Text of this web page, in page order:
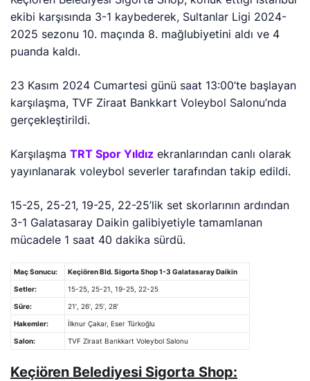
ekibi karşısında 3-1 kaybederek, Sultanlar Ligi 2024-
2025 sezonu 10. maçında 8. mağlubiyetini aldı ve 4
puanda kaldı.
23 Kasım 2024 Cumartesi günü saat 13:00’te başlayan
karşılaşma, TVF Ziraat Bankkart Voleybol Salonu’nda
gerçekleştirildi.
KarşılaşmaTRT Spor Yıldız ekranlarından canlı olarak
yayınlanarak voleybol severler tarafından takip edildi.
15-25, 25-21, 19-25, 22-25’lik set skorlarının ardından
3-1 Galatasaray Daikin galibiyetiyle tamamlanan
mücadele 1 saat 40 dakika sürdü.
Maç Sonucu: Keçiören Bld. Sigorta Shop 1-3 Galatasaray Daikin
Setler: 15-25, 25-21, 19-25, 22-25
Süre: 21′, 26′, 25′, 28′
Hakemler: İlknur Çakar, Eser Türkoğlu
Salon: TVF Ziraat Bankkart Voleybol Salonu
Keçiören Belediyesi Sigorta Shop: